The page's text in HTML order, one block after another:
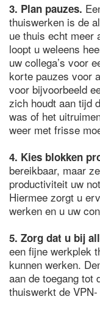
3. Plan pauzes.
thuiswerken is de
ue thuis echt meer
loopt u weleens
uw collega’s voor
korte pauzes voor
voor bijvoorbeeld
zich houdt aan tijd
was of het
weer met frisse
4. Kies blokken
bereikbaar, maar
productiviteit uw
Hiermee zorgt u
werken en u uw
5. Zorg dat u bij
een fijne werkplek
kunnen werken.
aan de toegang tot
thuiswerkt de